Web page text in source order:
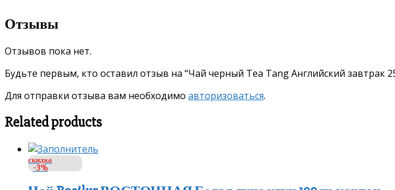
Отзывы
Отзывов пока нет.
Будьте первым, кто оставил отзыв на “Чай черный Tea Tang Английский завтрак
Для отправки отзыва вам необходимо авторизоваться.
Related products
скидка
-3%